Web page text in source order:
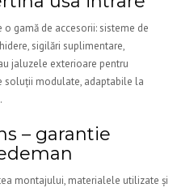
gamă de accesorii: sisteme de
sigilări suplimentare,
jaluzele exterioare pentru
soluții modulate, adaptabile la
– garantie
montajului, materialele utilizate și